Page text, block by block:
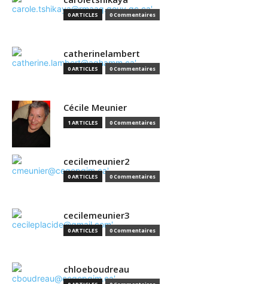
0 ARTICLES 0 Commentaires
catherinelambert
0 ARTICLES 0 Commentaires
Cécile Meunier
1 ARTICLES 0 Commentaires
cecilemeunier2
0 ARTICLES 0 Commentaires
cecilemeunier3
0 ARTICLES 0 Commentaires
chloeboudreau